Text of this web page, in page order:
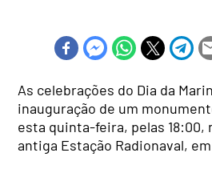
As celebrações do Dia da
inauguração de um
esta quinta-feira, pelas 18:00,
antiga Estação Radionaval,